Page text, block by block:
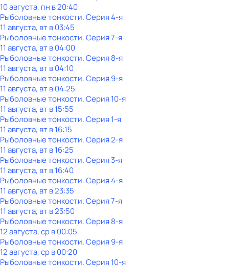
10 августа, пн в 20:40
Рыболовные тонкости. Серия 4-я
11 августа, вт в 03:45
Рыболовные тонкости. Серия 7-я
11 августа, вт в 04:00
Рыболовные тонкости. Серия 8-я
11 августа, вт в 04:10
Рыболовные тонкости. Серия 9-я
11 августа, вт в 04:25
Рыболовные тонкости. Серия 10-я
11 августа, вт в 15:55
Рыболовные тонкости. Серия 1-я
11 августа, вт в 16:15
Рыболовные тонкости. Серия 2-я
11 августа, вт в 16:25
Рыболовные тонкости. Серия 3-я
11 августа, вт в 16:40
Рыболовные тонкости. Серия 4-я
11 августа, вт в 23:35
Рыболовные тонкости. Серия 7-я
11 августа, вт в 23:50
Рыболовные тонкости. Серия 8-я
12 августа, ср в 00:05
Рыболовные тонкости. Серия 9-я
12 августа, ср в 00:20
Рыболовные тонкости. Серия 10-я